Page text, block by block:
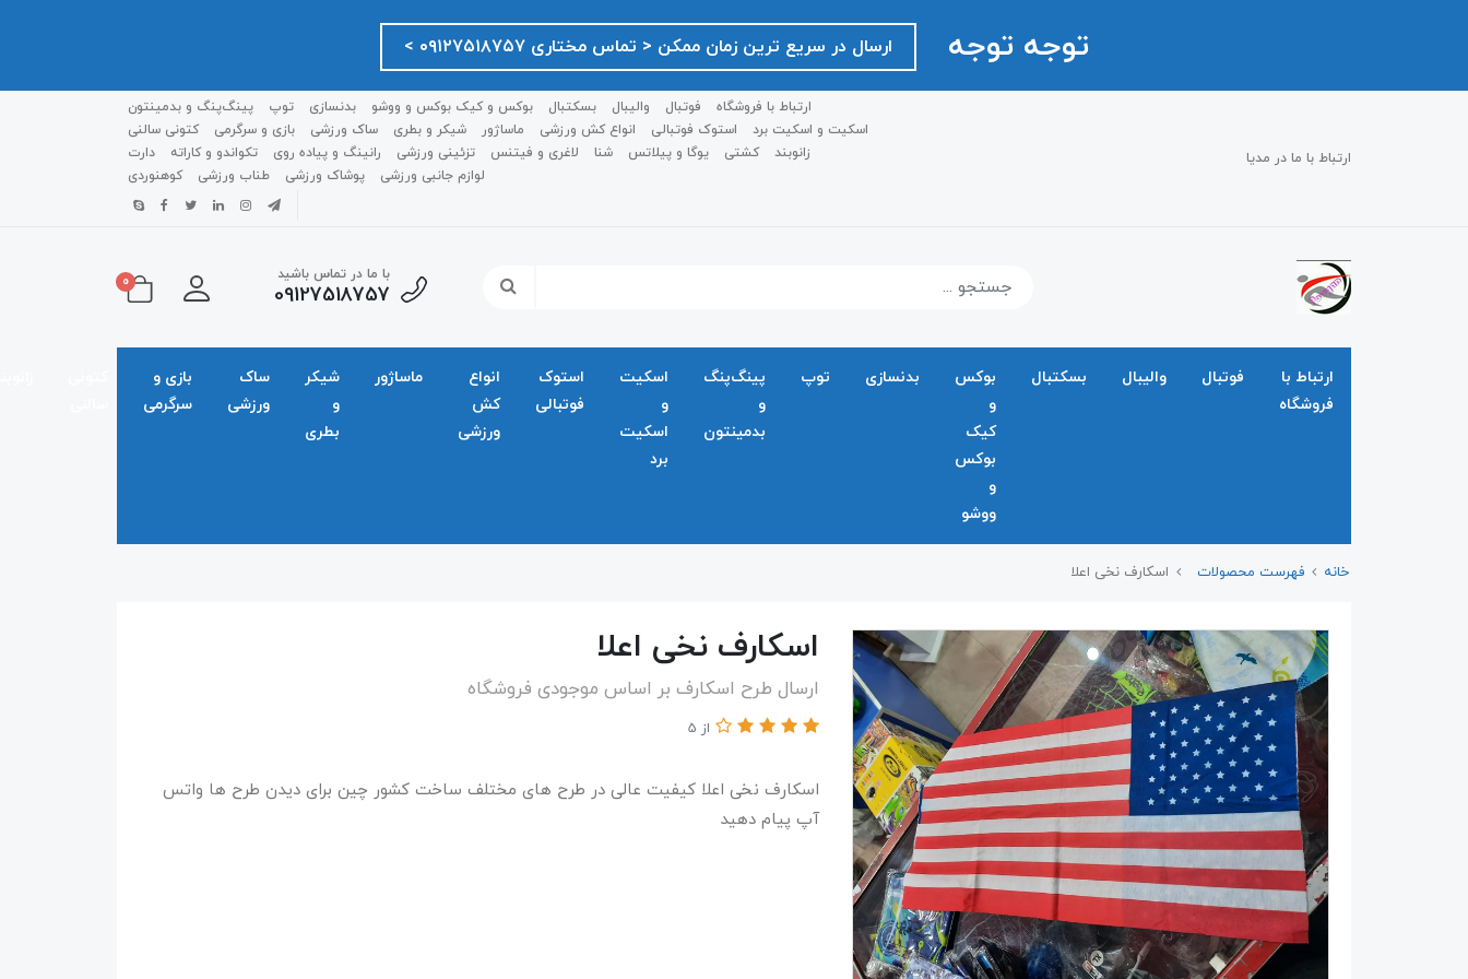
توجه توجه ارسال در سریع ترین زمان ممکن ‌< تماس مختاری ۰۹۱۲۷۵۱۸۷۵۷ >
ارتباط با ما در مدیا
ارتباط با فروشگاه فوتبال والیبال بسکتبال بوکس و کیک بوکس و ووشو بدنسازی توپ
پینگ‌پنگ و بدمينتون
اسکیت و اسکیت برد
استوک فوتبالی انواع کش ورزشی ماساژور شیکر و بطری ساک ورزشی بازی و سرگرمی
کتونی سالنی
زانوبند
کشتی یوگا و پیلاتس شنا لاغری و فیتنس تزئینی ورزشی رانینگ و پیاده روی تکواندو و کاراته
دارت
لوازم جانبی ورزشی
پوشاک ورزشی طناب ورزشی کوهنوردی
با ما در تماس باشید
09127518757
0
ارتباط با
فروشگاه
فوتبال والیبال بسکتبال
بوکس
و
کیک
بوکس
و
ووشو
بدنسازی توپ
پینگ‌پنگ
و
بدمينتون
اسکیت
و
اسکیت
برد
استوک
فوتبالی
انواع
کش
ورزشی
ماساژور
شیکر
و
بطری
ساک
ورزشی
بازی و
سرگرمی
خانه فهرست محصولات اسکارف نخی اعلا
اسکارف نخی اعلا
ارسال طرح اسکارف بر اساس موجودی فروشگاه
از 5
​​​​اسکارف نخی اعلا کیفیت عالی در طرح های مختلف ساخت کشور چین برای دیدن طرح ها واتس
آپ پیام دهید